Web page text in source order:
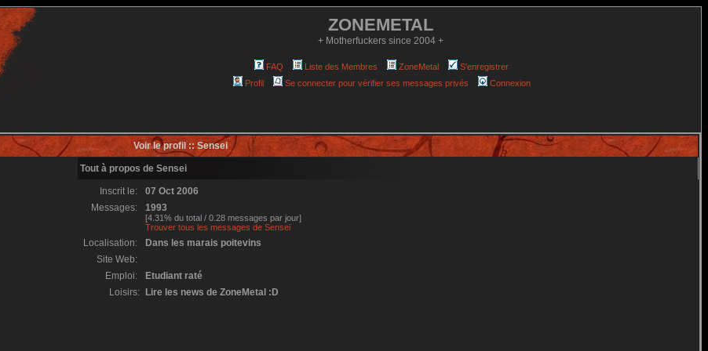
ZONEMETAL
+ Motherfuckers since 2004 +
FAQ Liste des Membres ZoneMetal
S'enregistrer
Profil
Se connecter pour vérifier ses messages privés Connexion
Voir le profil :: Sensei
Tout à propos de Sensei
Inscrit le:
07 Oct 2006
Messages:
1993
[4.31% du total / 0.28 messages par jour]
Trouver tous les messages de Sensei
Localisation:
Dans les marais poitevins
Site Web:
Emploi:
Etudiant raté
Loisirs:
Lire les news de ZoneMetal :D